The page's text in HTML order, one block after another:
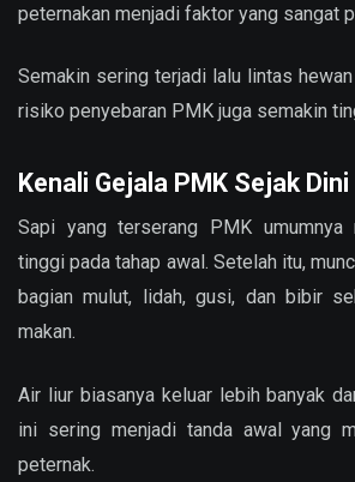
peternakan menjadi faktor yang sangat
Semakin sering terjadi lalu lintas
risiko penyebaran PMK juga semakin
Kenali Gejala PMK Sejak Dini
Sapi yang terserang PMK umumnya
tinggi pada tahap awal. Setelah itu,
bagian mulut, lidah, gusi, dan bibir
makan.
Air liur biasanya keluar lebih banyak
ini sering menjadi tanda awal yang
peternak.